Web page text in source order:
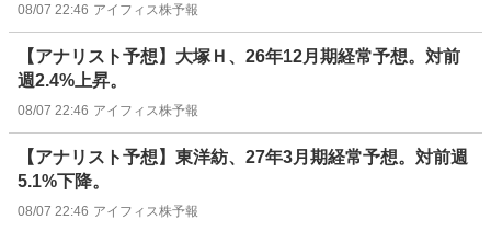
08/07 22:46 アイフィス株予報
【アナリスト予想】大塚Ｈ、26年12月期経常予想。対前
週2.4%上昇。
08/07 22:46 アイフィス株予報
【アナリスト予想】東洋紡、27年3月期経常予想。対前週
5.1%下降。
08/07 22:46 アイフィス株予報